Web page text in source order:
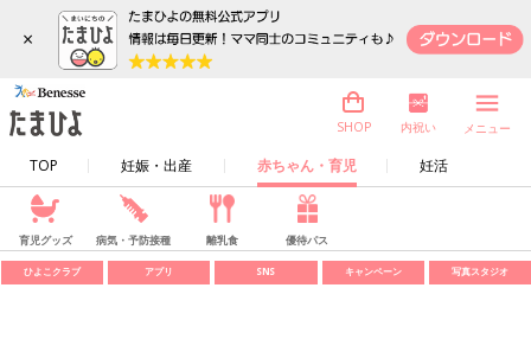
×
TOP 妊娠・出産 赤ちゃん・育児 妊活
SHOP 内祝い メニュー
育児グッズ 病気・予防接種 離乳食 優待パス
ひよこクラブ アプリ SNS キャンペーン 写真スタジオ